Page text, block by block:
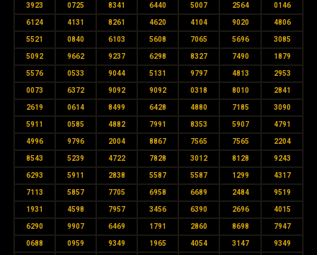
3923 0725 8341 6440 5007 2564 0146
6124 4131 8261 4620 4104 9020 4806
5521 0840 6103 5608 7065 5696 3085
5092 9662 9237 6298 8327 7490 1879
5576 0533 9044 5131 9797 4813 2953
0073 6372 9092 9092 0318 8010 2841
2619 0614 8499 6428 4880 7185 3090
5911 0585 4882 7991 8353 5907 4791
4996 9796 2004 8867 7565 7565 2204
8543 5239 4722 7828 3012 8128 9243
6293 5911 2838 5587 5587 1299 4317
7113 5857 7705 6958 6689 2484 9519
1931 4598 7957 3456 6390 2696 4015
6290 9907 6469 1791 2860 8698 7947
0688 0959 9349 1965 4054 3147 9349